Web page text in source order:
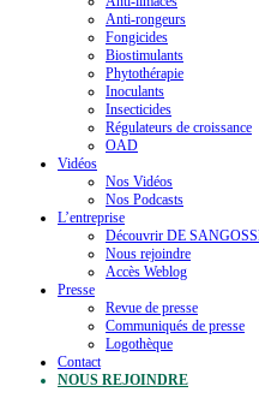
Anti-rongeurs
Fongicides
Biostimulants
Phytothérapie
Inoculants
Insecticides
Régulateurs de croissance
OAD
Vidéos
Nos Vidéos
Nos Podcasts
L’entreprise
Découvrir DE
Nous rejoindre
Accès Weblog
Presse
Revue de presse
Communiqués de presse
Logothèque
Contact
NOUS REJOINDRE